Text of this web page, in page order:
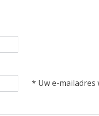
* Uw e-mailadres